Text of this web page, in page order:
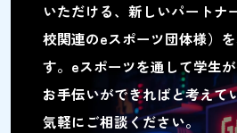
いただける、 新しいパートナ
校関連のeスポーツ団体様）
す。 eスポーツを通して学生
お手伝いができればと考えて
気軽にご相談ください。